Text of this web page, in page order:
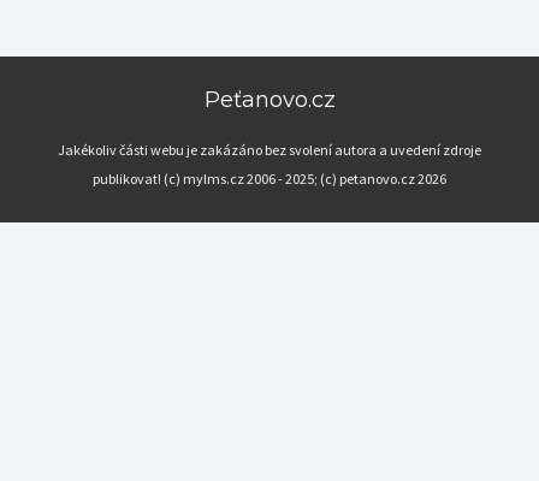
Peťanovo.cz
Jakékoliv části webu je zakázáno bez svolení autora a uvedení zdroje
publikovat! (c) mylms.cz 2006 - 2025; (c) petanovo.cz 2026